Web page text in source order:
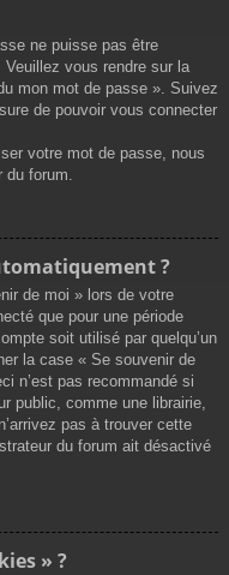
ne puisse pas être
vous rendre sur la
mon mot de passe ». Suivez
de pouvoir vous connecter
votre mot de passe, nous
forum.
?
de moi » lors de votre
que pour une période
soit utilisé par quelqu’un
la case « Se souvenir de
n’est pas recommandé si
public, comme une librairie,
pas à trouver cette
du forum ait désactivé
» ?